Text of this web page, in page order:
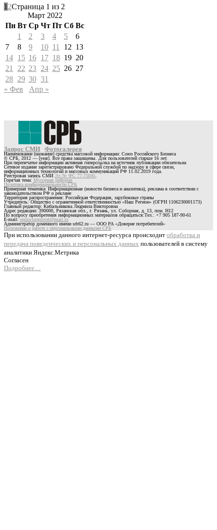
1 2Страница 1 из 2
Март 2022
Пн Вт Ср Чт Пт Сб Вс
1
2 3 4 5
6
7
8 9 10 11 12 13
14 15 16 17 18 19 20
21
22 23 24 25 26 27
28 29 30 31
« Фев
Апр »
Запрос СМИ Фотогалерея
Наименование (название) средства массовой информации: Союз Российского Бизнеса
© СРБ, 2012 — [year]. Все права защищены. Для пользователей старше 16 лет.
При перепечатке информации активная гиперссылка на источник публикации обязательна
Сетевое издание зарегистрировано Федеральной службой по надзору в сфере связи,
информационных технологий и массовых коммуникаций РФ 11.02.2019 года.
Реестровая запись СМИ Эл № ФС 77-75045
Горячая тема: Мусорная реформа
Политика конфиденциальности СРБ
Примерная тематика: Информационная (новости бизнеса и аналитика), реклама в соответствии с
законодательством РФ о рекламе
Территория распространения: Российская Федерация, зарубежные страны
Учредитель: Общество с ограниченной ответственностью «Наш Регион» (ОГРН 1106230001173)
Главный редактор: Кибальникова Людмила Викторовна
Адрес редакции: 390000, Рязанская обл., г. Рязань, ул. Соборная, д. 13, пом. Н12
По вопросу приобретения информационных материалов обращаться:Тел.: +7 905 187-90-61
E-mail:opora-torgsovet@mail.ru
Администратор доменного имени srb62.ru — ООО РА «Доверие потребителей»
Положение о работе с персональными данными СРБ
При использовании данного интернет-ресурса происходит обработка и
передача поведенческих и персональных данных пользователей в систему
аналитики Яндекс.Метрика
Согласен
Подробнее…